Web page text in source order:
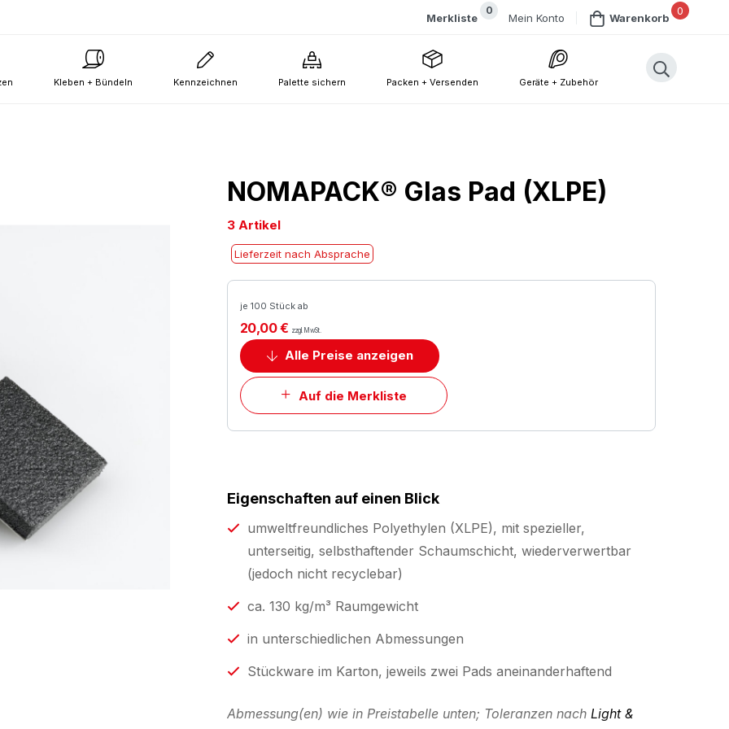
0
Merkliste Mein Konto
0
Warenkorb
Kleben + Bündeln Kennzeichnen Palette sichern Packen + Versenden Geräte + Zubehör
NOMAPACK® Glas Pad (XLPE)
3 Artikel
Lieferzeit nach Absprache
Auf die Merkliste
je 100 Stück ab
20,00 € zzgl. MwSt.
Alle Preise anzeigen
Eigenschaften auf einen Blick
umweltfreundliches Polyethylen (XLPE), mit spezieller,
unterseitig, selbsthaftender Schaumschicht, wiederverwertbar
(jedoch nicht recyclebar)
ca. 130 kg/m³ Raumgewicht
in unterschiedlichen Abmessungen
Stückware im Karton, jeweils zwei Pads aneinanderhaftend
Abmessung(en) wie in Preistabelle unten; Toleranzen nach Light &